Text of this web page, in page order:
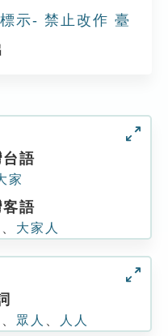
示- 禁止改作 臺
語
家
語
大家人
眾人 人人